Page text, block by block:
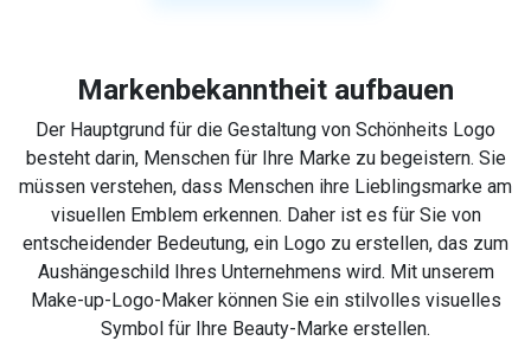
Markenbekanntheit aufbauen
Der Hauptgrund für die Gestaltung von Schönheits Logo
besteht darin, Menschen für Ihre Marke zu begeistern. Sie
müssen verstehen, dass Menschen ihre Lieblingsmarke am
visuellen Emblem erkennen. Daher ist es für Sie von
entscheidender Bedeutung, ein Logo zu erstellen, das zum
Aushängeschild Ihres Unternehmens wird. Mit unserem
Make-up-Logo-Maker können Sie ein stilvolles visuelles
Symbol für Ihre Beauty-Marke erstellen.